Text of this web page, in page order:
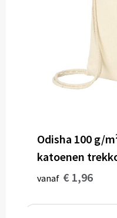
Odisha 100 g/
katoenen
vanaf € 1,96